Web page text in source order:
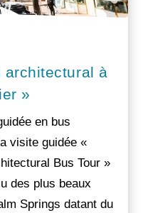
architectural à
»
en bus
visite guidée «
Bus Tour »
des plus beaux
Springs datant du